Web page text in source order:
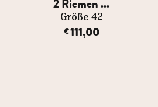
2 Riemen ...
Größe 42
€111,00